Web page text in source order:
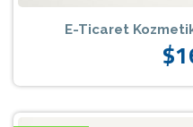
E-Ticaret